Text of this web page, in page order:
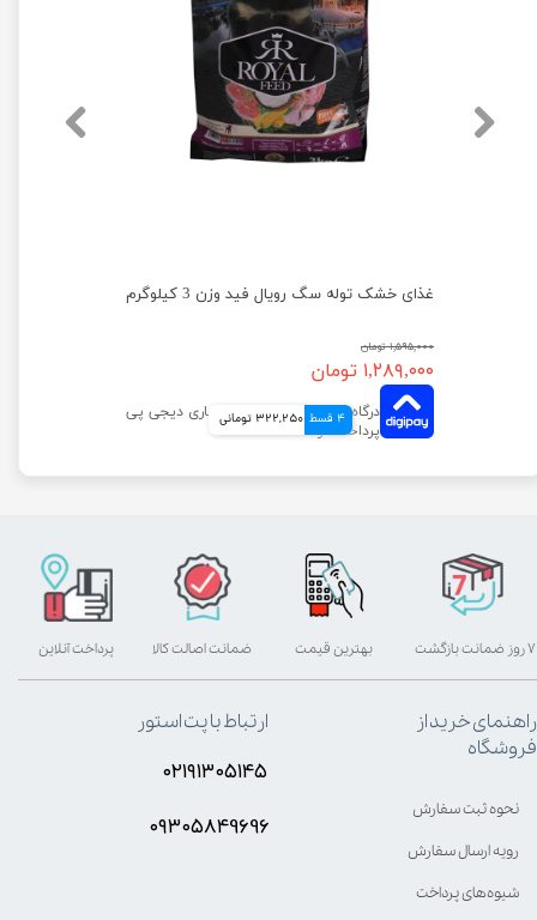
غذای خشک توله سگ رویال فید وزن 3 کیلوگرم
۱,۵۹۵,۰۰۰ تومان
۱,۲۸۹,۰۰۰ تومان
4 قسط 322,250 تومانی
بهترین قیمت پرداخت آنلاین ۷ روز ضمانت بازگشت ضمانت اصالت کالا
راهنمای خرید از
فروشگاه
نحوه ثبت سفارش
رویه ارسال سفارش
شیوه‌های پرداخت
ارتباط با پت استور
۰۲۱۹۱۳۰۵۱۴۵
۰۹۳۰۵8۴9696